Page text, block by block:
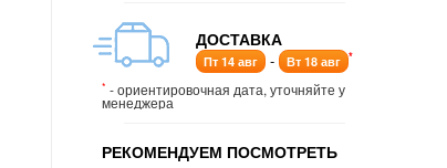
ДОСТАВКА
Пт 14 авг - Вт 18 авг *
* - ориентировочная дата, уточняйте у
менеджера
РЕКОМЕНДУЕМ ПОСМОТРЕТЬ